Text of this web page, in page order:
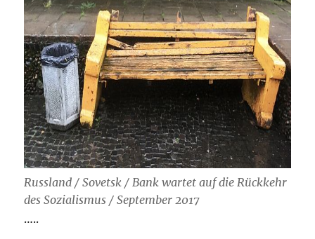
Russland / Sovetsk / Bank wartet auf die Rückkehr
des Sozialismus / September 2017
…..